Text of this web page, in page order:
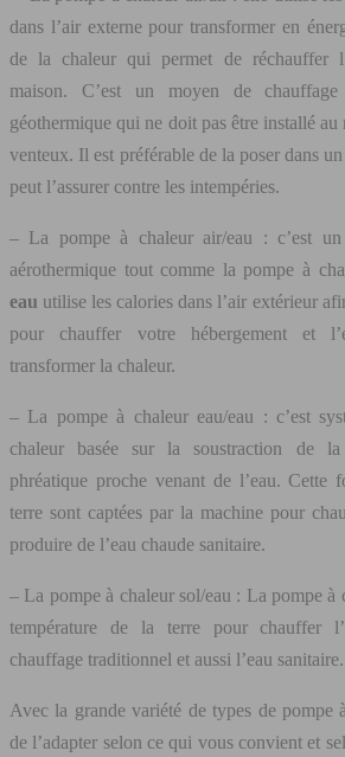
dans l’air externe pour transformer en
de la chaleur qui permet de réchauffer
maison. C’est un moyen de
géothermique qui ne doit pas être installé
venteux. Il est préférable de la poser dans
peut l’assurer contre les intempéries.
– La pompe à chaleur air/eau : c’est un
aérothermique tout comme la pompe à
eau utilise les calories dans l’air extérieur
pour chauffer votre hébergement et
transformer la chaleur.
– La pompe à chaleur eau/eau : c’est
chaleur basée sur la soustraction de la
phréatique proche venant de l’eau. Cette
terre sont captées par la machine pour
produire de l’eau chaude sanitaire.
– La pompe à chaleur sol/eau : La pompe à
température de la terre pour chauffer
chauffage traditionnel et aussi l’eau sanitaire.
Avec la grande variété de types de pompe
de l’adapter selon ce qui vous convient et